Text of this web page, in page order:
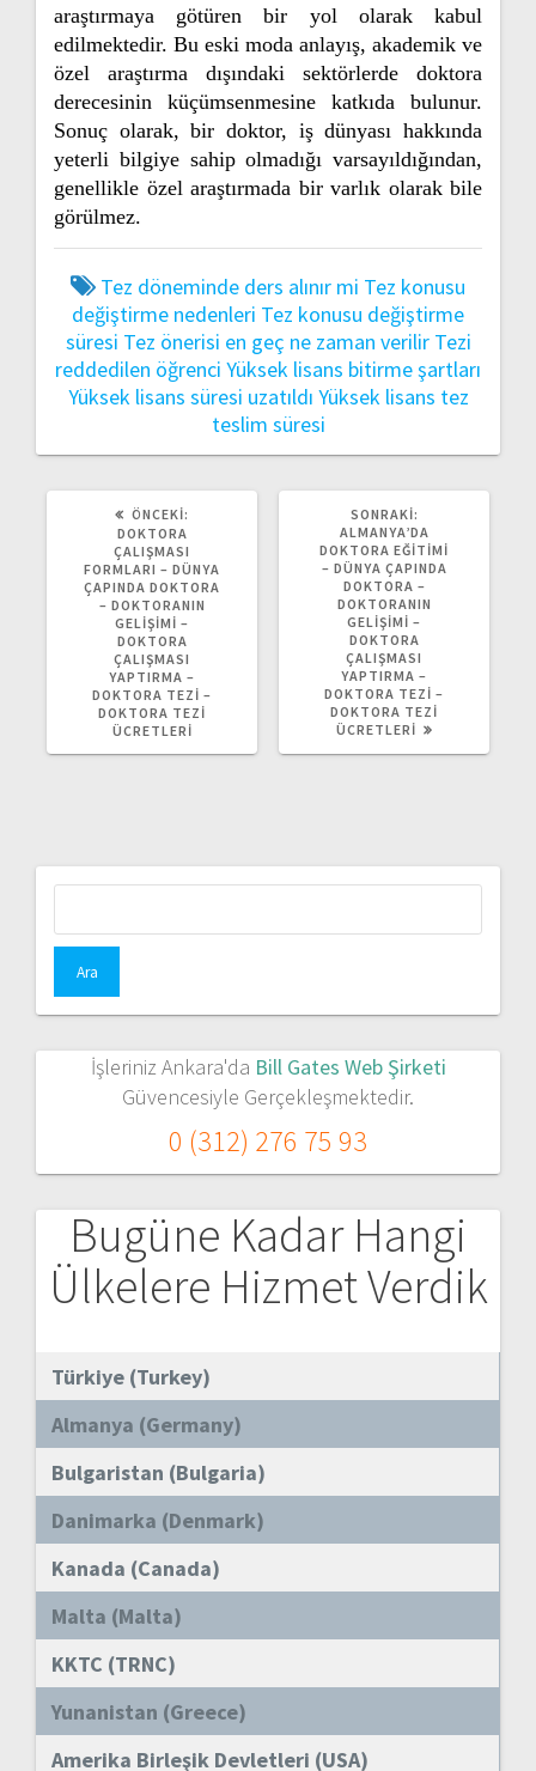
araştırmaya götüren bir yol olarak kabul
edilmektedir. Bu eski moda anlayış, akademik ve
özel araştırma dışındaki sektörlerde doktora
derecesinin küçümsenmesine katkıda bulunur.
Sonuç olarak, bir doktor, iş dünyası hakkında
yeterli bilgiye sahip olmadığı varsayıldığından,
genellikle özel araştırmada bir varlık olarak bile
görülmez.
Tez döneminde ders alınır mi Tez konusu
değiştirme nedenleri Tez konusu değiştirme
süresi Tez önerisi en geç ne zaman verilir Tezi
reddedilen öğrenci Yüksek lisans bitirme şartları
Yüksek lisans süresi uzatıldı Yüksek lisans tez
teslim süresi
ÖNCEKI:
DOKTORA
ÇALIŞMASI
FORMLARI – DÜNYA
ÇAPINDA DOKTORA
– DOKTORANIN
GELIŞIMI –
DOKTORA
ÇALIŞMASI
YAPTIRMA –
DOKTORA TEZI –
DOKTORA TEZI
ÜCRETLERI
SONRAKI:
YAZI:
ALMANYA’DA
DOKTORA EĞITIMI
– DÜNYA ÇAPINDA
DOKTORA –
DOKTORANIN
GELIŞIMI –
DOKTORA
ÇALIŞMASI
YAPTIRMA –
DOKTORA TEZI –
DOKTORA TEZI
ÜCRETLERI
İşleriniz Ankara'da Bill Gates Web Şirketi
Güvencesiyle Gerçekleşmektedir.
0 (312) 276 75 93
Bugüne Kadar Hangi
Ülkelere Hizmet Verdik
Türkiye (Turkey)
Almanya (Germany)
Bulgaristan (Bulgaria)
Danimarka (Denmark)
Kanada (Canada)
Malta (Malta)
KKTC (TRNC)
Yunanistan (Greece)
Amerika Birleşik Devletleri (USA)